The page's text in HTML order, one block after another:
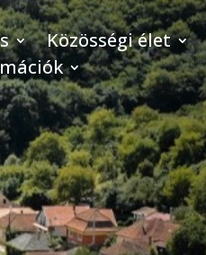
Közösségi élet